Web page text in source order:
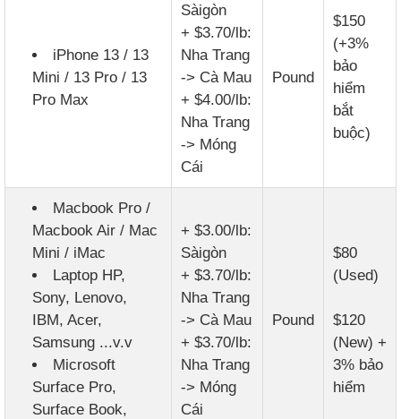
iPhone 13 / 13
Mini / 13 Pro / 13
Pro Max
Sàigòn
+ $3.70/lb:
Nha Trang
-> Cà Mau
+ $4.00/lb:
Nha Trang
-> Móng
Cái
Pound
$150
(+3%
bảo
hiểm
bắt
buộc)
Macbook Pro /
Macbook Air / Mac
Mini / iMac
Laptop HP,
Sony, Lenovo,
IBM, Acer,
Samsung ...v.v
Microsoft
Surface Pro,
Surface Book,
+ $3.00/lb:
Sàigòn
+ $3.70/lb:
Nha Trang
-> Cà Mau
+ $3.70/lb:
Nha Trang
-> Móng
Cái
Pound
$80
(Used)
$120
(New) +
3% bảo
hiểm